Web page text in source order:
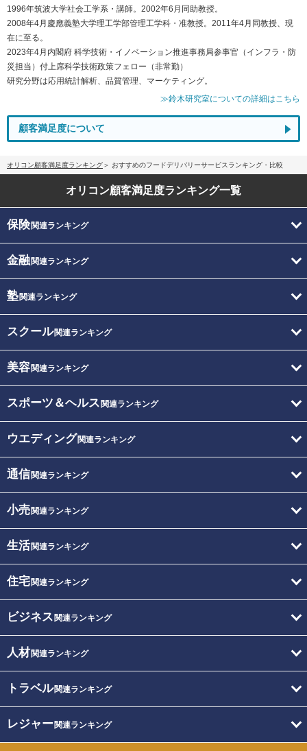
1996年筑波大学社会工学系・講師。2002年6月同助教授。
2008年4月慶應義塾大学理工学部管理工学科・准教授。2011年4月同教授、現
在に至る。
2023年4月内閣府 科学技術・イノベーション推進事務局参事官（インフラ・防
災担当）付上席科学技術政策フェロー（非常勤）
研究分野は応用統計解析、品質管理、マーケティング。
≫鈴木研究室についての詳細はこちら
顧客満足度について
オリコン顧客満足度ランキング おすすめのフードデリバリーサービスランキング・比較
オリコン顧客満足度ランキング一覧
保険関連ランキング
金融関連ランキング
塾関連ランキング
スクール関連ランキング
美容関連ランキング
スポーツ＆ヘルス 関連ランキング
ウエディング関連ランキング
通信関連ランキング
小売関連ランキング
生活関連ランキング
住宅関連ランキング
ビジネス 関連ランキング
人材関連ランキング
トラベル関連ランキング
レジャー関連ランキング